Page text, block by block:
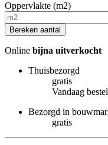
Oppervlakte (m2)
Bereken aantal
Online bijna uitverkocht
Thuisbezorgd
gratis
Vandaag
Bezorgd in
gratis